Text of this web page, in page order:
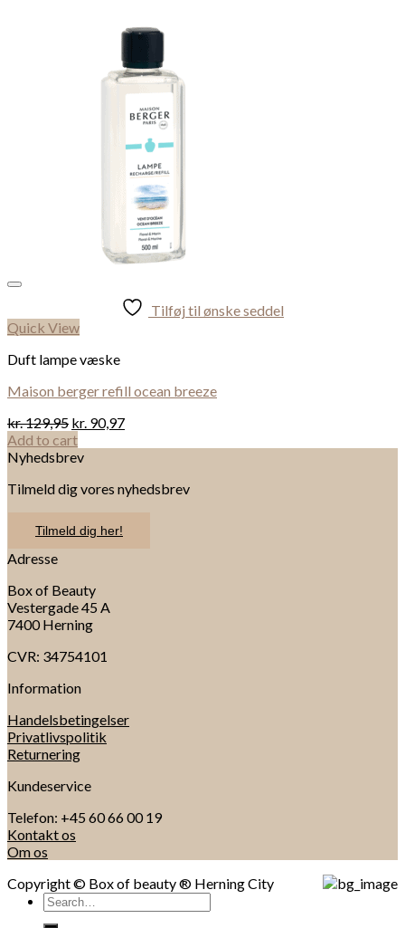
Tilføj til ønske seddel
Quick View
Duft lampe væske
Maison berger refill ocean breeze
kr.129,95 kr. 90,97
Add to cart
Nyhedsbrev
Tilmeld dig vores nyhedsbrev
Tilmeld dig her!
Adresse
Box of Beauty
Vestergade 45 A
7400 Herning
CVR: 34754101
Information
Handelsbetingelser
Privatlivspolitik
Returnering
Kundeservice
Telefon: +45 60 66 00 19
Kontakt os
Om os
Copyright © Box of beauty ® Herning City
Search
for: